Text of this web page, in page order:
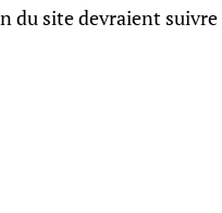
du site devraient suivre